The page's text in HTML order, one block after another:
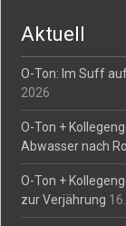
Aktuell
O-Ton: Im Suff
2026
O-Ton +
Abwasser nach
O-Ton +
zur Verjährung